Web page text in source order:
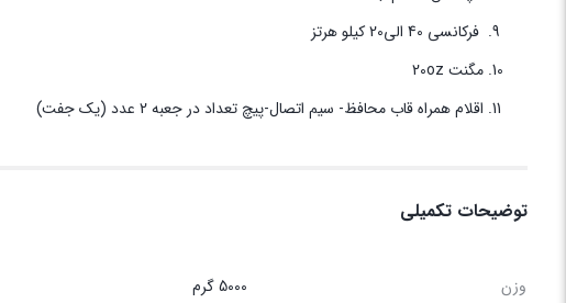
فرکانسی 40 الی20 کیلو هرتز
مگنت 20oz
اقلام همراه قاب محافظ- سیم اتصال-پیچ تعداد در جعبه 2 عدد (یک جفت)
توضیحات تکمیلی
وزن 5000 گرم